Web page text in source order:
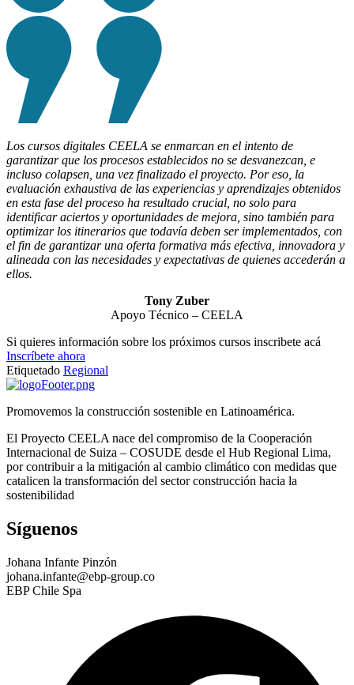
Los cursos digitales CEELA se enmarcan en el intento de
garantizar que los procesos establecidos no se desvanezcan, e
incluso colapsen, una vez finalizado el proyecto. Por eso, la
evaluación exhaustiva de las experiencias y aprendizajes obtenidos
en esta fase del proceso ha resultado crucial, no solo para
identificar aciertos y oportunidades de mejora, sino también para
optimizar los itinerarios que todavía deben ser implementados, con
el fin de garantizar una oferta formativa más efectiva, innovadora y
alineada con las necesidades y expectativas de quienes accederán a
ellos.
Tony Zuber
Apoyo Técnico – CEELA
Si quieres información sobre los próximos cursos inscribete acá
Inscríbete ahora
Etiquetado Regional
Promovemos la construcción sostenible en Latinoamérica.
El Proyecto CEELA nace del compromiso de la Cooperación
Internacional de Suiza – COSUDE desde el Hub Regional Lima,
por contribuir a la mitigación al cambio climático con medidas que
catalicen la transformación del sector construcción hacia la
sostenibilidad
Síguenos
Johana Infante Pinzón
johana.infante@ebp-group.co
EBP Chile Spa